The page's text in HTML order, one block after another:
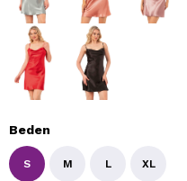
Beden
S M L XL